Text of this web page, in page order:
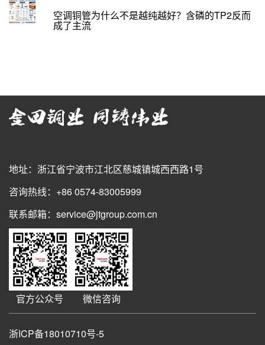
空调铜管为什么不是越纯越好？含磷的TP2反而
成了主流
地址：浙江省宁波市江北区慈城镇城西西路1号
咨询热线：+86 0574-83005999
联系邮箱：service@jtgroup.com.cn
官方公众号 微信咨询
浙ICP备18010710号-5